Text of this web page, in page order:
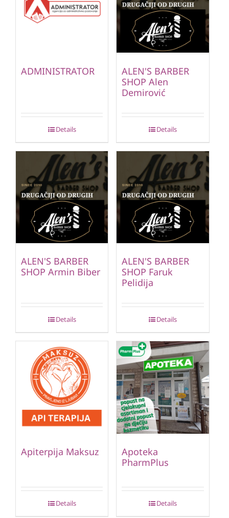
ADMINISTRATOR
Details
ALEN'S BARBER
SHOP Alen
Demirović
Details
ALEN'S BARBER
SHOP Armin Biber
Details
ALEN'S BARBER
SHOP Faruk
Pelidija
Details
Apiterpija Maksuz
Details
Apoteka
PharmPlus
Details